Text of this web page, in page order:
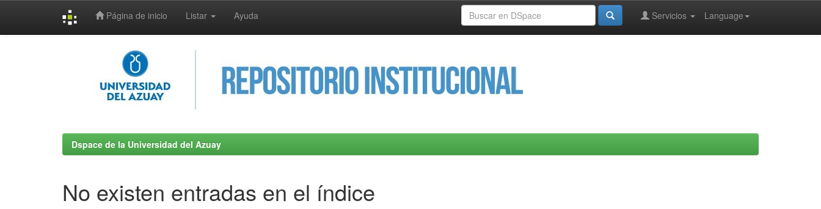
Página de inicio Listar Ayuda Language
Servicios
Dspace de la Universidad del Azuay
No existen entradas en el índice